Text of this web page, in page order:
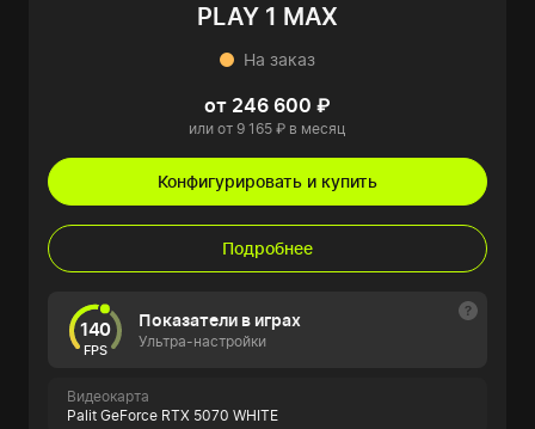
PLAY 1 MAX
На заказ
от 246 600 ₽
или от 9 165 ₽ в месяц
Конфигурировать и купить
Подробнее
140
FPS
Показатели в играх
Ультра-настройки
Видеокарта
Palit GeForce RTX 5070 WHITE